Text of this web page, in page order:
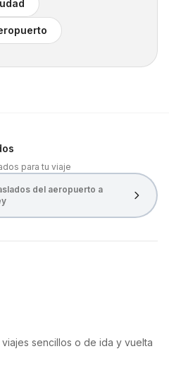
para tu viaje
del aeropuerto a
sencillos o de ida y vuelta